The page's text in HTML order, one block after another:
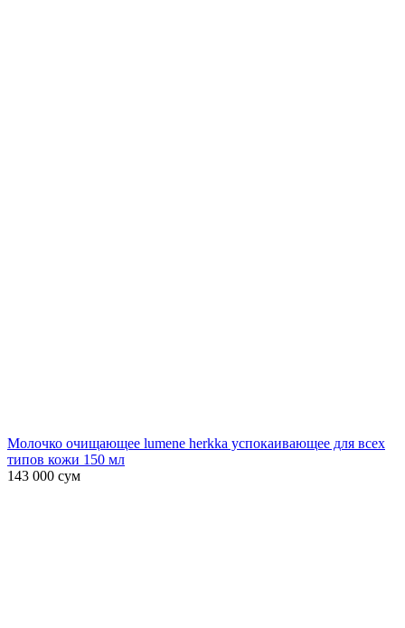
Молочко очищающее lumene herkka успокаивающее для всех
типов кожи 150 мл
143 000 сум